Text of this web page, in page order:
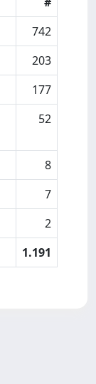
742
203
177
52
8
7
2
1.191